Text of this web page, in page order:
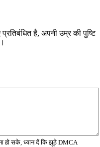
है, अपनी उम्र की पुष्टि
हो सके, ध्यान दें कि झूठे DMCA